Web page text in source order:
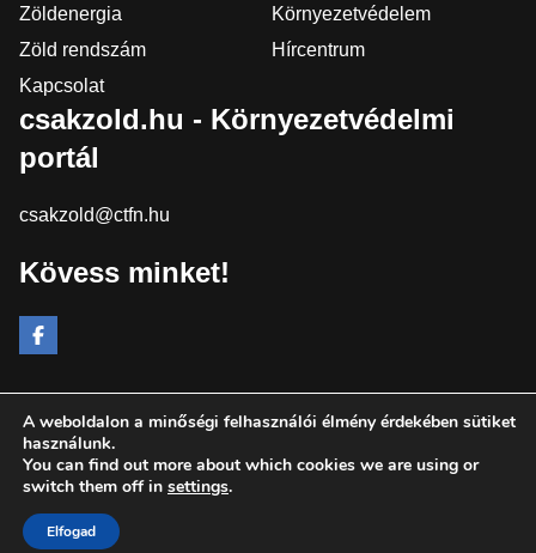
Zöldenergia
Környezetvédelem
Zöld rendszám
Hírcentrum
Kapcsolat
csakzold.hu - Környezetvédelmi
portál
csakzold@ctfn.hu
Kövess minket!
Copyright © 2024 csakzold.hu. Minden jog fenntartva.
Általános Szerződési Feltételek
Adatkezelési Nyilatkozat
A weboldalon a minőségi felhasználói élmény érdekében sütiket
használunk.
You can find out more about which cookies we are using or
switch them off in settings.
Elfogad